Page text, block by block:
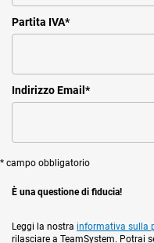
Partita IVA*
Indirizzo Email *
* campo obbligatorio
È una questione di fiducia!
Leggi la nostra informativa sulla
rilasciare a TeamSystem. Potrai